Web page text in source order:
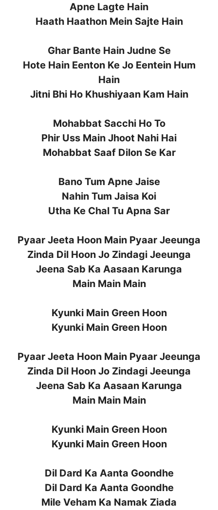
Apne Lagte Hain
Haath Haathon Mein Sajte Hain
Ghar Bante Hain Judne Se
Hote Hain Eenton Ke Jo Eentein Hum
Hain
Jitni Bhi Ho Khushiyaan Kam Hain
Mohabbat Sacchi Ho To
Phir Uss Main Jhoot Nahi Hai
Mohabbat Saaf Dilon Se Kar
Bano Tum Apne Jaise
Nahin Tum Jaisa Koi
Utha Ke Chal Tu Apna Sar
Pyaar Jeeta Hoon Main Pyaar Jeeunga
Zinda Dil Hoon Jo Zindagi Jeeunga
Jeena Sab Ka Aasaan Karunga
Main Main Main
Kyunki Main Green Hoon
Kyunki Main Green Hoon
Pyaar Jeeta Hoon Main Pyaar Jeeunga
Zinda Dil Hoon Jo Zindagi Jeeunga
Jeena Sab Ka Aasaan Karunga
Main Main Main
Kyunki Main Green Hoon
Kyunki Main Green Hoon
Dil Dard Ka Aanta Goondhe
Dil Dard Ka Aanta Goondhe
Mile Veham Ka Namak Ziada